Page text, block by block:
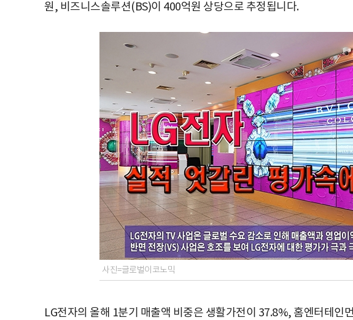
원, 비즈니스솔루션(BS)이 400억원 상당으로 추정됩니다.
사진=글로벌이코노믹
LG전자의 올해 1분기 매출액 비중은 생활가전이 37.8%, 홈엔터테